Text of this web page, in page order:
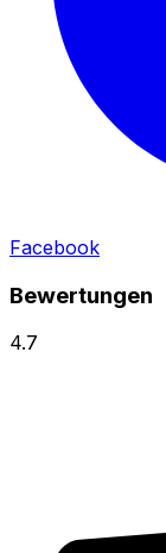
Facebook
Bewertungen
4.7